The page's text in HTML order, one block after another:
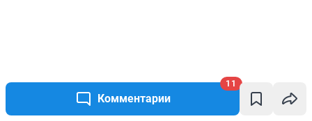
Комментарии
11